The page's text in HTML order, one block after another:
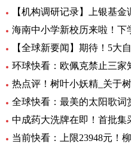
【机构调研记录】上银基
环球快看：欧佩克禁止三家
热点评！树叶小妖精_关于
全球快看：最美的太阳歌词